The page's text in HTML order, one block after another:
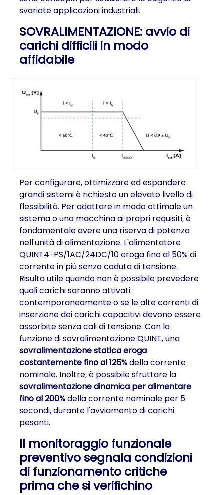
svariate applicazioni industriali.
SOVRALIMENTAZIONE: avvio di
carichi difficili in modo
affidabile
Per configurare, ottimizzare ed espandere
grandi sistemi è richiesto un elevato livello di
flessibilità. Per adattare in modo ottimale un
sistema o una macchina ai propri requisiti, è
fondamentale avere una riserva di potenza
nell'unità di alimentazione. L'alimentatore
QUINT4-PS/1AC/24DC/10 eroga fino al 50% di
corrente in più senza caduta di tensione.
Risulta utile quando non è possibile prevedere
quali carichi saranno attivati
contemporaneamente o se le alte correnti di
inserzione dei carichi capacitivi devono essere
assorbite senza cali di tensione. Con la
funzione di sovralimentazione QUINT, una
sovralimentazione statica eroga
costantemente fino al 125%della corrente
nominale. Inoltre, è possibile sfruttare la
sovralimentazione dinamica per alimentare
fino al 200%della corrente nominale per 5
secondi, durante l'avviamento di carichi
pesanti.
Il monitoraggio funzionale
preventivo segnala condizioni
di funzionamento critiche
prima che si verifichino